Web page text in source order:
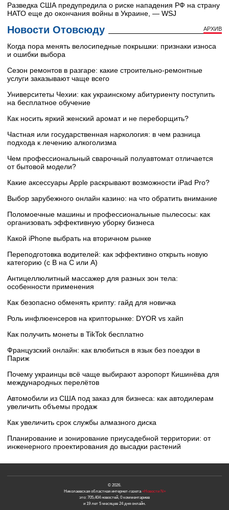
Разведка США предупредила о риске нападения РФ на страну
НАТО еще до окончания войны в Украине, — WSJ
Новости Отовсюду АРХИВ
Когда пора менять велосипедные покрышки: признаки износа
и ошибки выбора
Сезон ремонтов в разгаре: какие строительно-ремонтные
услуги заказывают чаще всего
Университеты Чехии: как украинскому абитуриенту поступить
на бесплатное обучение
Как носить яркий женский аромат и не переборщить?
Частная или государственная наркология: в чем разница
подхода к лечению алкоголизма
Чем профессиональный сварочный полуавтомат отличается
от бытовой модели?
Какие аксессуары Apple раскрывают возможности iPad Pro?
Выбор зарубежного онлайн казино: на что обратить внимание
Поломоечные машины и профессиональные пылесосы: как
организовать эффективную уборку бизнеса
Какой iPhone выбрать на вторичном рынке
Переподготовка водителей: как эффективно открыть новую
категорию (с B на C или А)
Антицеллюлитный массажер для разных зон тела:
особенности применения
Как безопасно обменять крипту: гайд для новичка
Роль инфлюенсеров на крипторынке: DYOR vs хайп
Как получить монеты в TikTok бесплатно
Французский онлайн: как влюбиться в язык без поездки в
Париж
Почему украинцы всё чаще выбирают аэропорт Кишинёва для
международных перелётов
Автомобили из США под заказ для бизнеса: как автодилерам
увеличить объемы продаж
Как увеличить срок службы алмазного диска
Планирование и зонирование приусадебной территории: от
инженерного проектирования до высадки растений
© 2026.
Николаевская областная интернет-газета «Новости N»
это: 705,404 новостей, 0 комментариев
и 19 лет 5 месяцев 24 дня онлайн.